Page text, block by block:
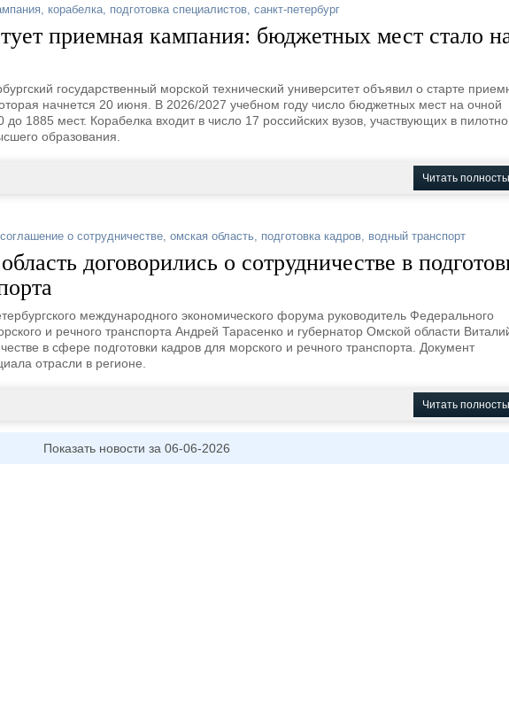
, корабелка, подготовка специалистов, санкт-петербург
приемная кампания: бюджетных мест стало
государственный морской технический университет объявил о старте
начнется 20 июня. В 2026/2027 учебном году число бюджетных мест на очной
1885 мест. Корабелка входит в число 17 российских вузов, участвующих в
образования.
Читать
соглашение о сотрудничестве, омская область, подготовка кадров, водный транспорт
договорились о сотрудничестве в
международного экономического форума руководитель Федерального
и речного транспорта Андрей Тарасенко и губернатор Омской области
в сфере подготовки кадров для морского и речного транспорта. Документ
отрасли в регионе.
Читать
Показать новости за 06-06-2026